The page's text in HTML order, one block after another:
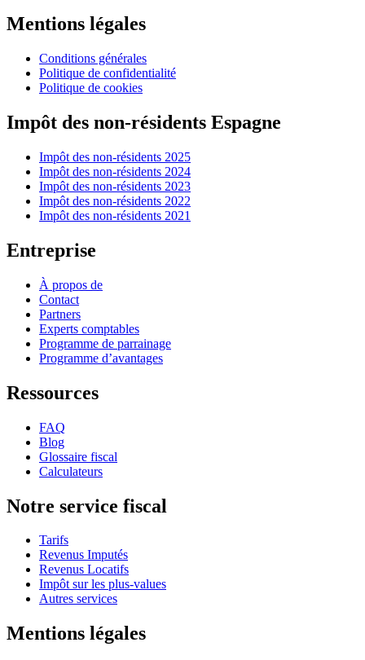
Mentions légales
Conditions générales
Politique de confidentialité
Politique de cookies
Impôt des non-résidents Espagne
Impôt des non-résidents 2025
Impôt des non-résidents 2024
Impôt des non-résidents 2023
Impôt des non-résidents 2022
Impôt des non-résidents 2021
Entreprise
À propos de
Contact
Partners
Experts comptables
Programme de parrainage
Programme d’avantages
Ressources
FAQ
Blog
Glossaire fiscal
Calculateurs
Notre service fiscal
Tarifs
Revenus Imputés
Revenus Locatifs
Impôt sur les plus-values
Autres services
Mentions légales